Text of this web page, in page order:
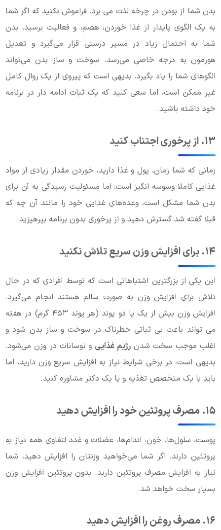
بدن شما از بودن در چرخه لذت می برد. فراموش نکنید که اگر شما
به یک الگوی پایدار از غذا خوردن، هضم، و فعالیت برسید، بدن
شما به احتمال زیاد در مسیر درستی قرار می‌گیرد و تعدیل
هورمون به درجه خاصی می‌رسد. سوخت و ساز بدن می‌تواند
الگوهای شما را یاد بگیرد. بدیهی است که پیروی از یک روال کامل
غیر ممکن است، اما سعی کنید که یک ثبات ادامه دار در برنامه
خود داشته باشید.
۱۳. از پرخوری اجتناب کنید
زمانی که شما زمان، پول و غذا دارید، خوردن مقدار زیادی از مواد
غذایی کاملا وسوسه انگیز است، اما مسئولیت رسیدگی به آن برای
بدن شما مشکل است، وعده‌های غذایی خود را مانند آن چه که
قبلا گفته شد گسترش دهید و از پرخوری بدون برنامه بپرهیزید.
۱۴. برای افزایش وزن سریع تلاش نکنید
این یکی از بزرگترین اشتباهاتی است که توسط افرادی که در حال
تلاش برای افزایش وزن به صورت سالم هستند انجام می‌گیرد.
افزایش وزن بیش از یک یا دو پوند (هر پوند ۴۵۳ گرم) در هفته
می تواند باعث بی ثباتی خطرناک در سوخت و ساز بدن شود و
اغلب موجب سخت شدن رژیم غذایی و نوسانات در وزن می‌شود.
بدیهی است، در برخی شرایط نیاز به افزایش سریع وزن دارید، اما
باید با یک متخصص تغذیه و یا یک دکتر مشاوره کنید.
۱۵. مصرف پروتئین خود را افزایش دهید
پوست، سلول‌ها، خون، اندام‌ها، عضلات و غدد لنفاوی همه نیاز به
پروتئین دارند. اگر شما می‌خواهید وزنتان را افزایش دهید، شما
نیاز به افزایش مصرف پروتئین دارید. بدون پروتئین افزایش وزن
بسیار سخت خواهد شد.
۱۶. مصرف روغن را افزایش دهید